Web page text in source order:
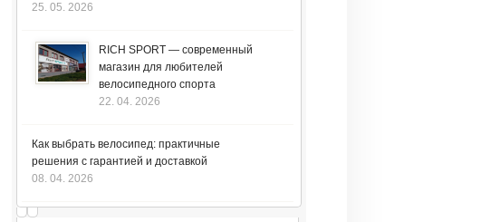
25. 05. 2026
RICH SPORT — современный
магазин для любителей
велосипедного спорта
22. 04. 2026
Как выбрать велосипед: практичные
решения с гарантией и доставкой
08. 04. 2026